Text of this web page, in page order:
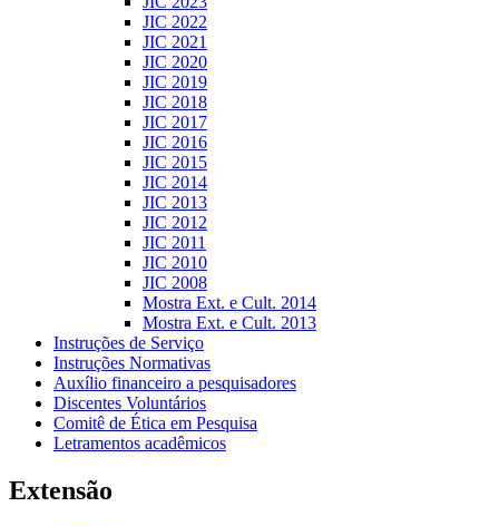
JIC 2022
JIC 2021
JIC 2020
JIC 2019
JIC 2018
JIC 2017
JIC 2016
JIC 2015
JIC 2014
JIC 2013
JIC 2012
JIC 2011
JIC 2010
JIC 2008
Mostra Ext. e Cult. 2014
Mostra Ext. e Cult. 2013
Instruções de Serviço
Instruções Normativas
Auxílio financeiro a pesquisadores
Discentes Voluntários
Comitê de Ética em Pesquisa
Letramentos acadêmicos
Extensão